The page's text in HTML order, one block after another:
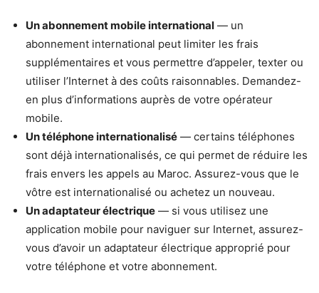
Un abonnement mobile international — un
abonnement international peut limiter les frais
supplémentaires et vous permettre d’appeler, texter ou
utiliser l’Internet à des coûts raisonnables. Demandez-
en plus d’informations auprès de votre opérateur
mobile.
Un téléphone internationalisé — certains téléphones
sont déjà internationalisés, ce qui permet de réduire les
frais envers les appels au Maroc. Assurez-vous que le
vôtre est internationalisé ou achetez un nouveau.
Un adaptateur électrique — si vous utilisez une
application mobile pour naviguer sur Internet, assurez-
vous d’avoir un adaptateur électrique approprié pour
votre téléphone et votre abonnement.